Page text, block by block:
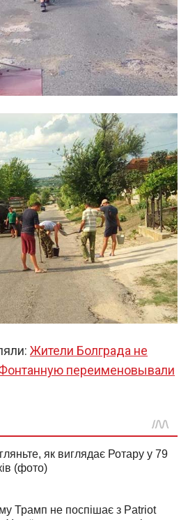
Жители Болграда не
переименовывали